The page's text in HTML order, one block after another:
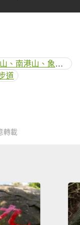
南港山縱走親山步道(拇指山、南港山、象山、九五峰)
道
轉載